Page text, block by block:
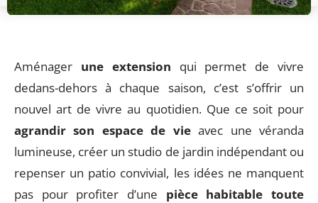
Aménager une extension qui permet de vivre
dedans-dehors à chaque saison, c’est s’offrir un
nouvel art de vivre au quotidien. Que ce soit pour
agrandir son espace de vieavec une véranda
lumineuse, créer un studio de jardin indépendant ou
repenser un patio convivial, les idées ne manquent
pas pour profiter d’une pièce habitable toute